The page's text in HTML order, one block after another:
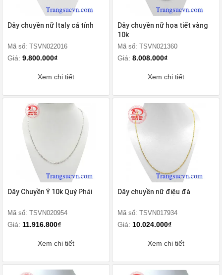
Dây chuyền nữ Italy cá tính
Mã số: TSVN022016
Giá: 9.800.000₫
Xem chi tiết
Dây chuyền nữ họa tiết vàng
10k
Mã số: TSVN021360
Giá: 8.008.000₫
Xem chi tiết
Dây Chuyền Ý 10k Quý Phái
Mã số: TSVN020954
Giá: 11.916.800₫
Xem chi tiết
Dây chuyền nữ điệu đà
Mã số: TSVN017934
Giá: 10.024.000₫
Xem chi tiết